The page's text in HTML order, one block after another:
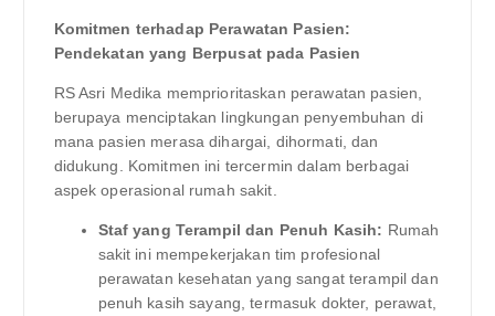
Komitmen terhadap Perawatan Pasien:
Pendekatan yang Berpusat pada Pasien
RS Asri Medika memprioritaskan perawatan pasien,
berupaya menciptakan lingkungan penyembuhan di
mana pasien merasa dihargai, dihormati, dan
didukung. Komitmen ini tercermin dalam berbagai
aspek operasional rumah sakit.
Staf yang Terampil dan Penuh Kasih: Rumah
sakit ini mempekerjakan tim profesional
perawatan kesehatan yang sangat terampil dan
penuh kasih sayang, termasuk dokter, perawat,